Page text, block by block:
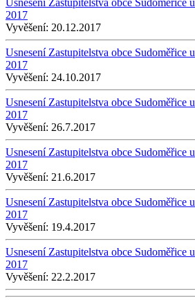
Usnesení Zastupitelstva obce Sudoměřice
2017
Vyvěšení: 20.12.2017
Usnesení Zastupitelstva obce Sudoměřice
2017
Vyvěšení: 24.10.2017
Usnesení Zastupitelstva obce Sudoměřice
2017
Vyvěšení: 26.7.2017
Usnesení Zastupitelstva obce Sudoměřice
2017
Vyvěšení: 21.6.2017
Usnesení Zastupitelstva obce Sudoměřice
2017
Vyvěšení: 19.4.2017
Usnesení Zastupitelstva obce Sudoměřice
2017
Vyvěšení: 22.2.2017